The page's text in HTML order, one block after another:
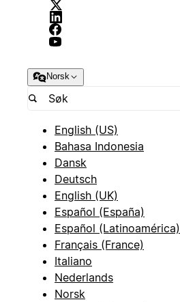
Norsk
English (US)
Bahasa Indonesia
Dansk
Deutsch
English (UK)
Español (España)
Español (Latinoamérica)
Français (France)
Italiano
Nederlands
Norsk